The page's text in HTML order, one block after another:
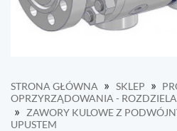
STRONA GŁÓWNA » SKLEP »
OPRZYRZĄDOWANIA -
»
ZAWORY KULOWE Z
UPUSTEM